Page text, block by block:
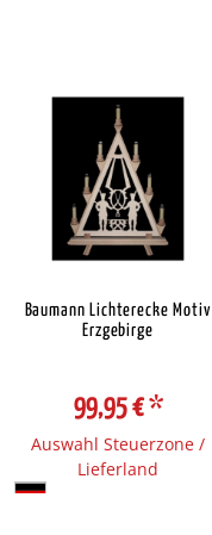
Baumann Lichterecke Motiv
Erzgebirge
99,95 €*
Auswahl Steuerzone /
Lieferland